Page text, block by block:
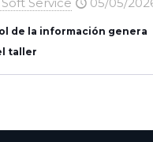
de la información genera
taller